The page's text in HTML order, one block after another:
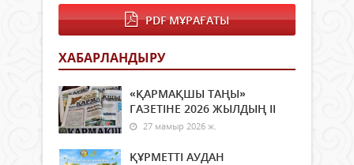
PDF МҰРАҒАТЫ
ХАБАРЛАНДЫРУ
«ҚАРМАҚШЫ ТАҢЫ»
ГАЗЕТІНЕ 2026 ЖЫЛДЫҢ ІI
27 мамыр 2026 ж.
ҚҰРМЕТТІ АУДАН